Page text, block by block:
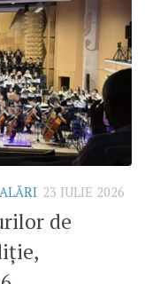
23 IULIE 2026
de